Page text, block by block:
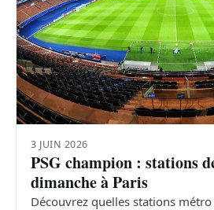
3 JUIN 2026
PSG champion : stations
dimanche à Paris
Découvrez quelles stations métro